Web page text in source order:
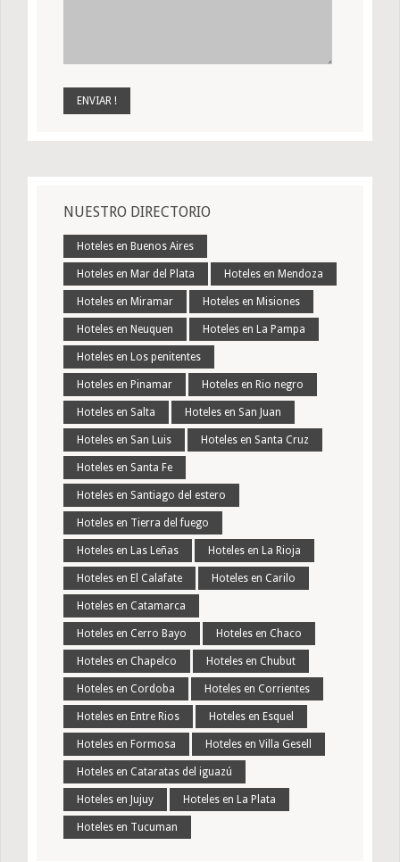
NUESTRO DIRECTORIO
Hoteles en Buenos Aires
Hoteles en Mar del Plata Hoteles en Mendoza
Hoteles en Miramar Hoteles en Misiones
Hoteles en Neuquen Hoteles en La Pampa
Hoteles en Los penitentes
Hoteles en Pinamar Hoteles en Rio negro
Hoteles en Salta Hoteles en San Juan
Hoteles en San Luis Hoteles en Santa Cruz
Hoteles en Santa Fe
Hoteles en Santiago del estero
Hoteles en Tierra del fuego
Hoteles en Las Leñas Hoteles en La Rioja
Hoteles en El Calafate Hoteles en Carilo
Hoteles en Catamarca
Hoteles en Cerro Bayo Hoteles en Chaco
Hoteles en Chapelco Hoteles en Chubut
Hoteles en Cordoba Hoteles en Corrientes
Hoteles en Entre Rios Hoteles en Esquel
Hoteles en Formosa Hoteles en Villa Gesell
Hoteles en Cataratas del iguazú
Hoteles en Jujuy Hoteles en La Plata
Hoteles en Tucuman